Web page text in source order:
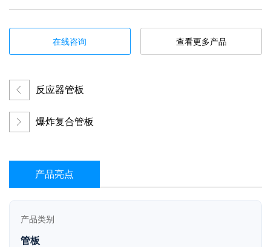
在线咨询 查看更多产品
反应器管板
爆炸复合管板
产品亮点
产品类别
管板